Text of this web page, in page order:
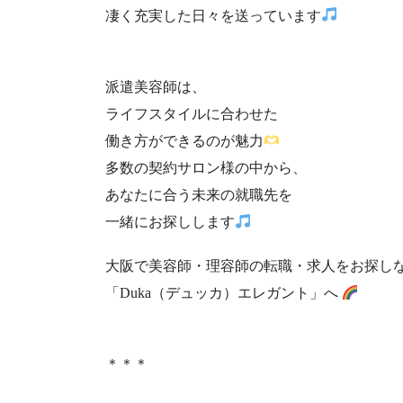
凄く充実した日々を送っています
派遣美容師は、
ライフスタイルに合わせた
働き方ができるのが魅力
多数の契約サロン様の中から、
あなたに合う未来の就職先を
一緒にお探しします
大阪で美容師・理容師の転職・求人をお探し
「Duka（デュッカ）エレガント」へ
＊＊＊